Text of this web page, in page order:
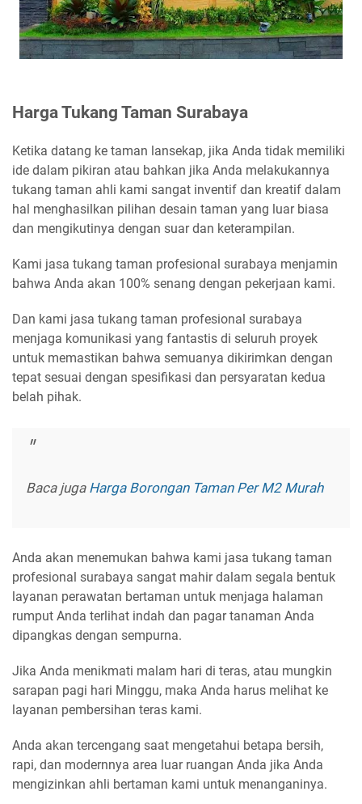
Harga Tukang Taman Surabaya
Ketika datang ke taman lansekap, jika Anda tidak memiliki
ide dalam pikiran atau bahkan jika Anda melakukannya
tukang taman ahli kami sangat inventif dan kreatif dalam
hal menghasilkan pilihan desain taman yang luar biasa
dan mengikutinya dengan suar dan keterampilan.
Kami jasa tukang taman profesional surabaya menjamin
bahwa Anda akan 100% senang dengan pekerjaan kami.
Dan kami jasa tukang taman profesional surabaya
menjaga komunikasi yang fantastis di seluruh proyek
untuk memastikan bahwa semuanya dikirimkan dengan
tepat sesuai dengan spesifikasi dan persyaratan kedua
belah pihak.
Baca juga Harga Borongan Taman Per M2 Murah
Anda akan menemukan bahwa kami jasa tukang taman
profesional surabaya sangat mahir dalam segala bentuk
layanan perawatan bertaman untuk menjaga halaman
rumput Anda terlihat indah dan pagar tanaman Anda
dipangkas dengan sempurna.
Jika Anda menikmati malam hari di teras, atau mungkin
sarapan pagi hari Minggu, maka Anda harus melihat ke
layanan pembersihan teras kami.
Anda akan tercengang saat mengetahui betapa bersih,
rapi, dan modernnya area luar ruangan Anda jika Anda
mengizinkan ahli bertaman kami untuk menanganinya.